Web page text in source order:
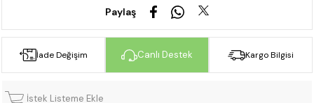
Paylaş
İade Değişim Canlı Destek Kargo Bilgisi
İstek Listeme Ekle